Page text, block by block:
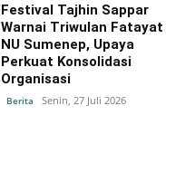
Festival Tajhin Sappar
Warnai Triwulan Fatayat
NU Sumenep, Upaya
Perkuat Konsolidasi
Organisasi
Berita Senin, 27 Juli 2026